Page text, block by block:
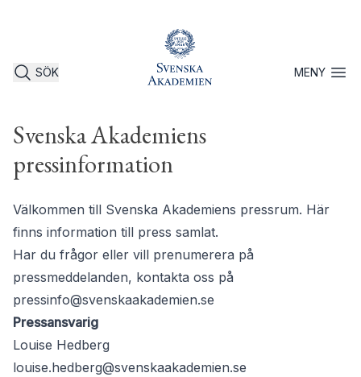
SÖK MENYÖppna
Svenska Akademiens
pressinformation
Välkommen till Svenska Akademiens pressrum. Här
finns information till press samlat.
Har du frågor eller vill prenumerera på
pressmeddelanden, kontakta oss på
pressinfo@svenskaakademien.se
Pressansvarig
Louise Hedberg
louise.hedberg@svenskaakademien.se